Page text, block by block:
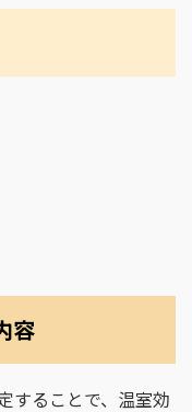
容
することで、温室効